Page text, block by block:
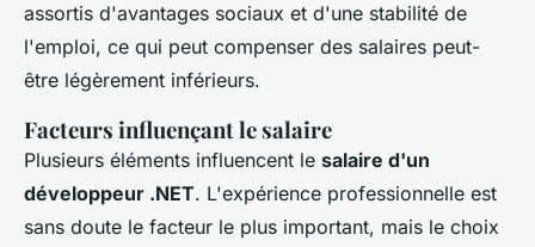
assortis d'avantages sociaux et d'une stabilité de
l'emploi, ce qui peut compenser des salaires peut-
être légèrement inférieurs.
Facteurs influençant le salaire
Plusieurs éléments influencent le salaire d'un
développeur .NET. L'expérience professionnelle est
sans doute le facteur le plus important, mais le choix